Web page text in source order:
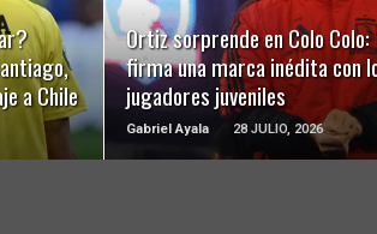
a Chile
Ortiz sorprende en Colo Colo:
firma una marca inédita con
jugadores juveniles
Gabriel Ayala 28 JULIO, 2026